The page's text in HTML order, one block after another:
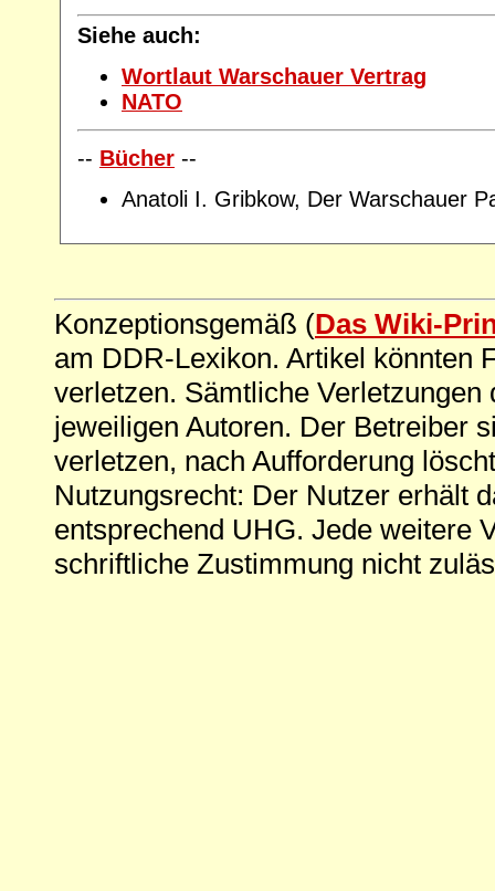
Siehe auch:
Wortlaut Warschauer Vertrag
NATO
-- Bücher --
Anatoli I. Gribkow, Der Warschauer
Konzeptionsgemäß (Das Wiki-
am DDR-Lexikon. Artikel könnten
verletzen. Sämtliche
jeweiligen Autoren. Der Betreiber
verletzen, nach Aufforderung
Nutzungsrecht: Der Nutzer erhält
entsprechend UHG. Jede weitere
schriftliche Zustimmung nicht